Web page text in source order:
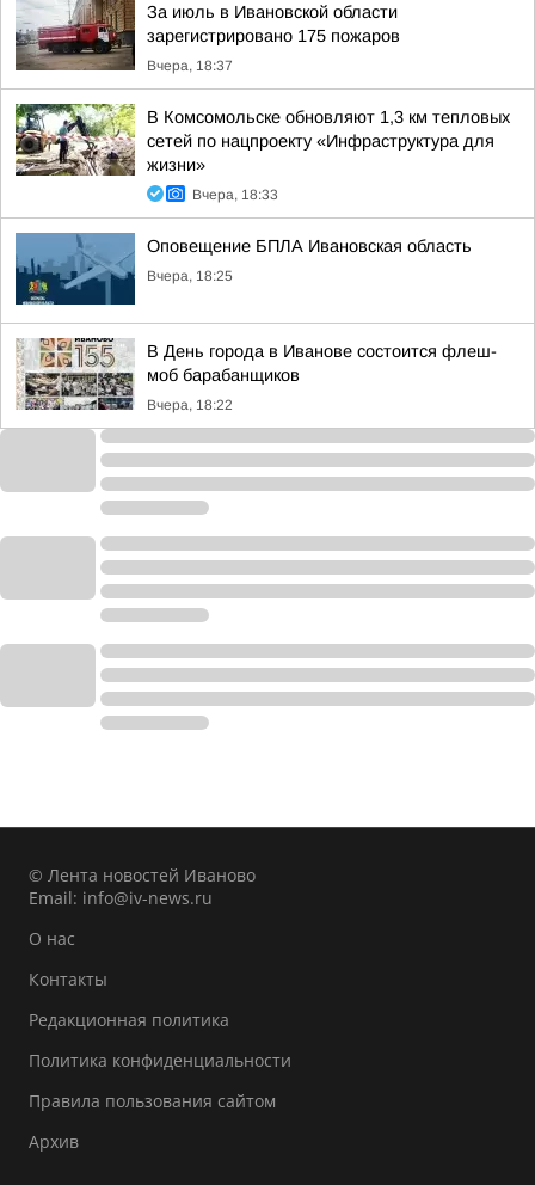
За июль в Ивановской области
зарегистрировано 175 пожаров
Вчера, 18:37
В Комсомольске обновляют 1,3 км тепловых
сетей по нацпроекту «Инфраструктура для
жизни»
Вчера, 18:33
Оповещение БПЛА Ивановская область
Вчера, 18:25
В День города в Иванове состоится флеш-
моб барабанщиков
Вчера, 18:22
© Лента новостей Иваново
Email: info@iv-news.ru
О нас
Контакты
Редакционная политика
Политика конфиденциальности
Правила пользования сайтом
Архив